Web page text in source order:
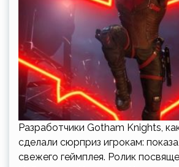
Разработчики Gotham Knights,
сделали сюрприз игрокам:
свежего геймплея. Ролик